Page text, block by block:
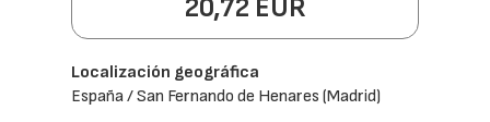
20,72 EUR
Localización geográfica
España / San Fernando de Henares (Madrid)